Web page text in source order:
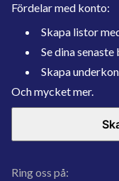
Fördelar med konto:
Skapa listor
Se dina
Skapa
Och mycket mer.
Ring oss på: